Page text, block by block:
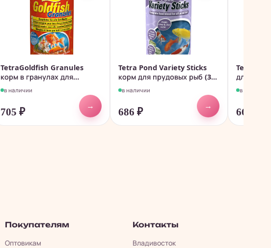
TetraGoldfish Granules
корм в гранулах для
золотых...
в наличии
705 ₽
→
Tetra Pond Variety Sticks
корм для прудовых рыб (3...
в наличии
686 ₽
→
Tetra
для
в наличии
663
Покупателям
Оптовикам
Контакты
Владивосток